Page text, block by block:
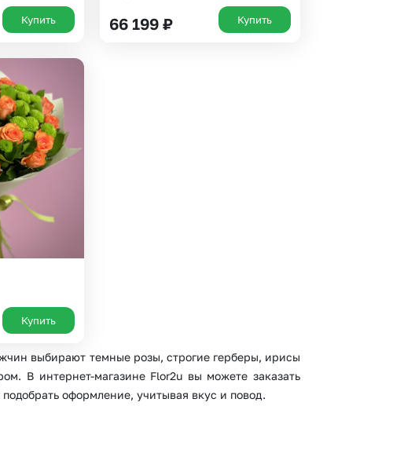
Купить 66 199 ₽ Купить
Купить
выбирают темные розы, строгие герберы, ирисы
В интернет-магазине Flor2u вы можете заказать
оформление, учитывая вкус и повод.